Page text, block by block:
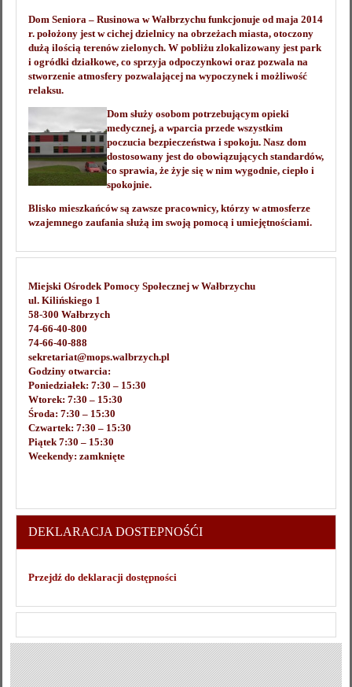
Dom Seniora – Rusinowa w Wałbrzychu funkcjonuje od maja 2014
r. położony jest w cichej dzielnicy na obrzeżach miasta, otoczony
dużą ilością terenów zielonych. W pobliżu zlokalizowany jest park
i ogródki działkowe, co sprzyja odpoczynkowi oraz pozwala na
stworzenie atmosfery pozwalającej na wypoczynek i możliwość
relaksu.
Dom służy osobom potrzebującym opieki
medycznej, a wparcia przede wszystkim
poczucia bezpieczeństwa i spokoju. Nasz dom
dostosowany jest do obowiązujących standardów,
co sprawia, że żyje się w nim wygodnie, ciepło i
spokojnie.
Blisko mieszkańców są zawsze pracownicy, którzy w atmosferze
wzajemnego zaufania służą im swoją pomocą i umiejętnościami.
Miejski Ośrodek Pomocy Społecznej w Wałbrzychu
ul. Kilińskiego 1
58-300 Wałbrzych
74-66-40-800
74-66-40-888
sekretariat@mops.walbrzych.pl
Godziny otwarcia:
Poniedziałek: 7:30 – 15:30
Wtorek: 7:30 – 15:30
Środa: 7:30 – 15:30
Czwartek: 7:30 – 15:30
Piątek 7:30 – 15:30
Weekendy: zamknięte
DEKLARACJA DOSTEPNOŚĆI
Przejdź do deklaracji dostępności